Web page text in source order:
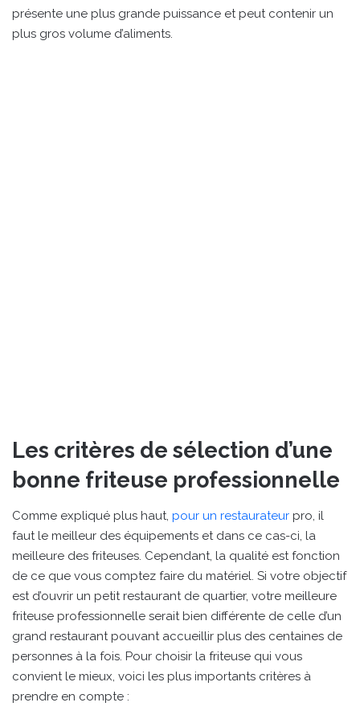
présente une plus grande puissance et peut contenir un
plus gros volume d’aliments.
Les critères de sélection d’une
bonne friteuse professionnelle
Comme expliqué plus haut, pour un restaurateur pro, il
faut le meilleur des équipements et dans ce cas-ci, la
meilleure des friteuses. Cependant, la qualité est fonction
de ce que vous comptez faire du matériel. Si votre objectif
est d’ouvrir un petit restaurant de quartier, votre meilleure
friteuse professionnelle serait bien différente de celle d’un
grand restaurant pouvant accueillir plus des centaines de
personnes à la fois. Pour choisir la friteuse qui vous
convient le mieux, voici les plus importants critères à
prendre en compte :